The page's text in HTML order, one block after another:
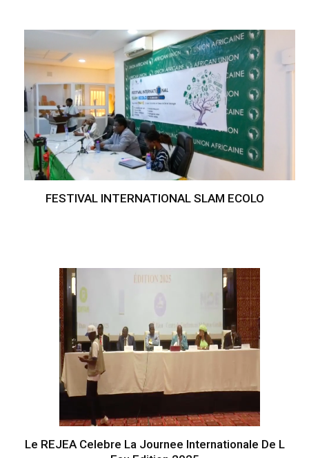
FESTIVAL INTERNATIONAL SLAM ECOLO
Le REJEA Celebre La Journee Internationale De L